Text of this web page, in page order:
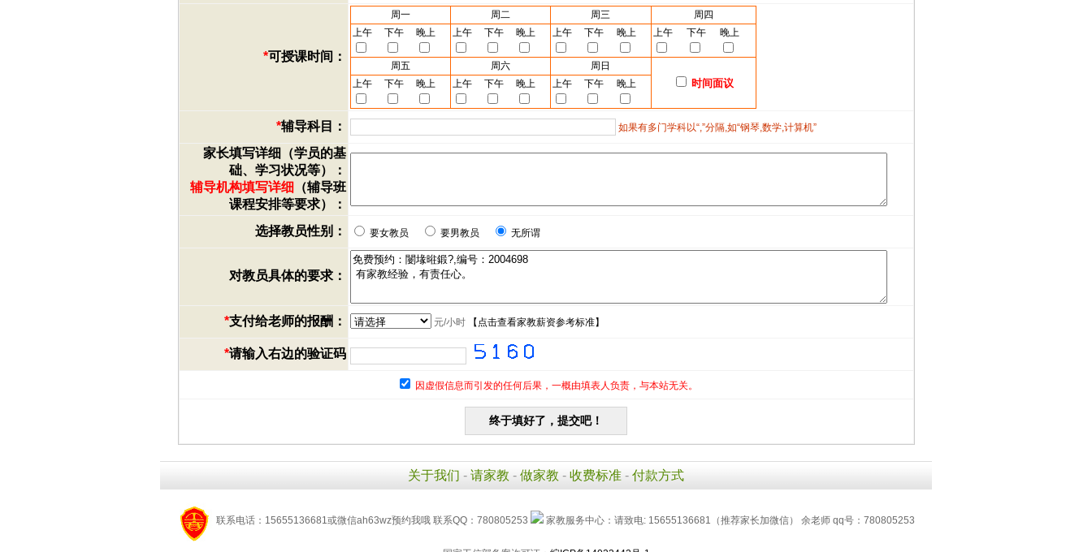
*可授课时间：
周一 周二 周三
周四
上午
下午 晚上 上午 下午 晚上 上午 下午 晚上 上午 下午 晚上
周五 周六 周日
时间面议
上午 下午 晚上 上午 下午 晚上 上午 下午 晚上
*辅导科目： 如果有多门学科以“,”分隔,如“钢琴,数学,计算机”
家长填写详细（学员的基
础、学习状况等）：
辅导机构填写详细 （辅导班
课程安排等要求）：
选择教员性别：
要女教员 要男教员 无所谓
对教员具体的要求：
*支付给老师的报酬： 元/小时【 点击查看家教薪资参考标准】
*请输入右边的验证码
因虚假信息而引发的任何后果，一概由填表人负责，与本站无关。
关于我们 - 请家教 - 做家教 - 收费标准 - 付款方式
联系电话：15655136681或微信ah63wz预约我哦 联系QQ：780805253 家教服务中心：请致电: 15655136681（推荐家长加微信） 余老师 qq号：780805253